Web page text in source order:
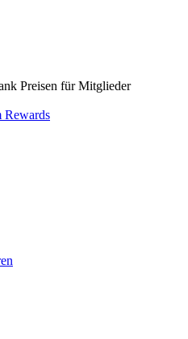
Preisen für Mitglieder
Rewards